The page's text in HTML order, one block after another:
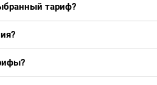
тариф?